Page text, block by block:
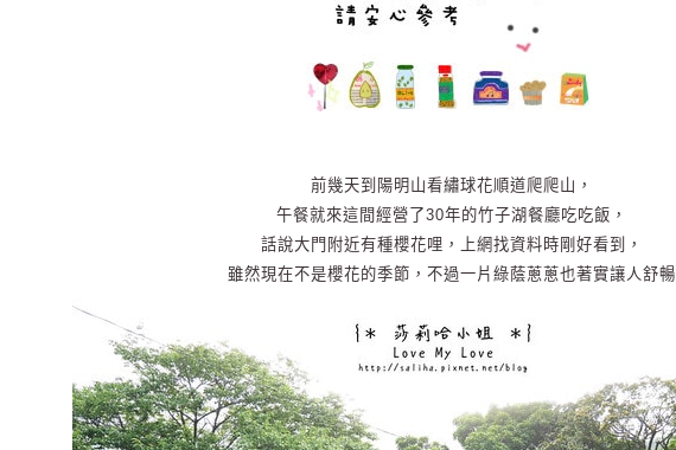
前幾天到陽明山看繡球花順道爬爬山，
午餐就來這間經營了30年的竹子湖餐廳吃吃飯，
話說大門附近有種櫻花哩，上網找資料時剛好看到，
雖然現在不是櫻花的季節，不過一片綠蔭蔥蔥也著實讓人舒暢